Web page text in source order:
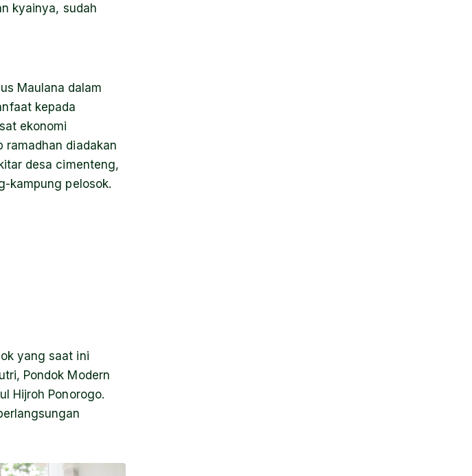
kyainya, sudah
Maulana dalam
kepada
ekonomi
ramadhan diadakan
desa cimenteng,
kampung pelosok.
yang saat ini
Pondok Modern
Hijroh Ponorogo.